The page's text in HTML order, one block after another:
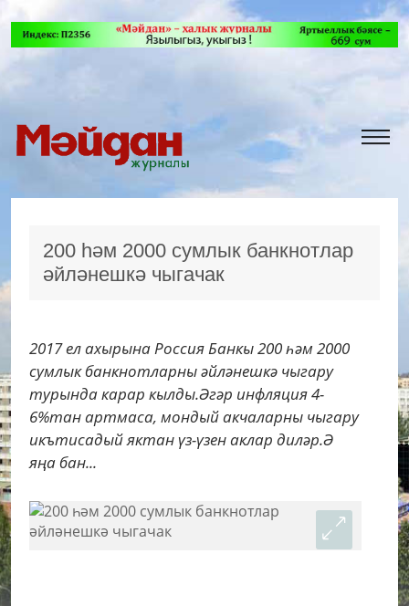
200 һәм 2000 сумлык банкнотлар
әйләнешкә чыгачак
2017 ел ахырына Россия Банкы 200 һәм 2000
сумлык банкнотларны әйләнешкә чыгару
турында карар кылды.Әгәр инфляция 4-
6%тан артмаса, мондый акчаларны чыгару
икътисадый яктан үз-үзен аклар диләр.Ә
яңа бан...